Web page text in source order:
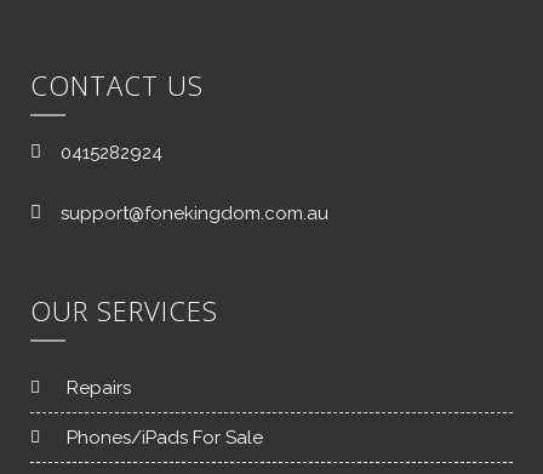
CONTACT US
0415282924
support@fonekingdom.com.au
OUR SERVICES
Repairs
Phones/iPads For Sale